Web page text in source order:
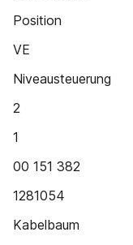
Position
VE
Niveausteuerung
2
1
00 151 382
1281054
Kabelbaum